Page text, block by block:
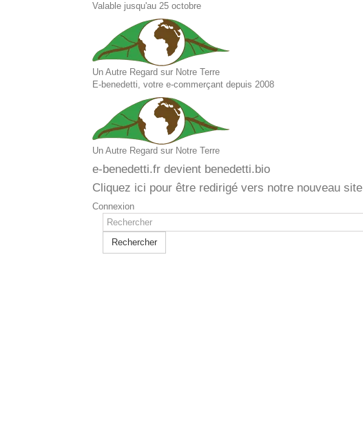
Valable jusqu'au 25 octobre
Un Autre Regard sur Notre Terre
E-benedetti, votre e-commerçant depuis 2008
Un Autre Regard sur Notre Terre
e-benedetti.fr devient benedetti.bio
Cliquez ici pour être redirigé vers notre nouveau site
Connexion
Rechercher